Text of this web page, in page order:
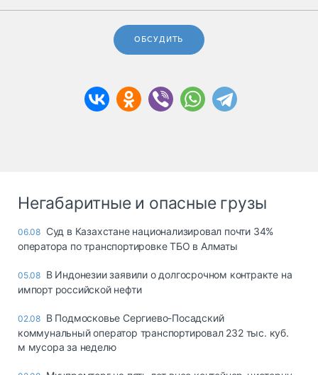
ОБСУДИТЬ
Негабаритные и опасные грузы
06.08 Суд в Казахстане национализировал почти 34%
оператора по транспортировке ТБО в Алматы
05.08 В Индонезии заявили о долгосрочном контракте на
импорт российской нефти
02.08 В Подмосковье Сергиево-Посадский
коммунальный оператор транспортировал 232 тыс. куб.
м мусора за неделю